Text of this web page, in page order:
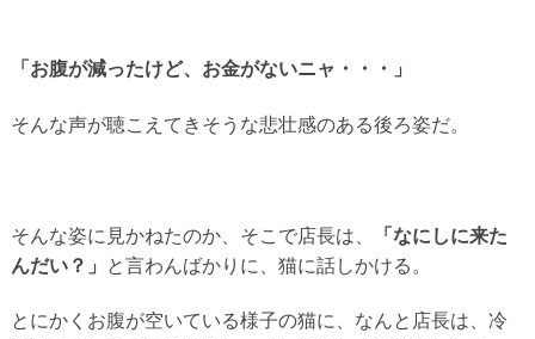
「お腹が減ったけど、お金がないニャ・・・」
そんな声が聴こえてきそうな悲壮感のある後ろ姿だ。
そんな姿に見かねたのか、そこで店長は、
「なにしに来た
んだい？」
と言わんばかりに、猫に話しかける。
とにかくお腹が空いている様子の猫に、なんと店長は、冷